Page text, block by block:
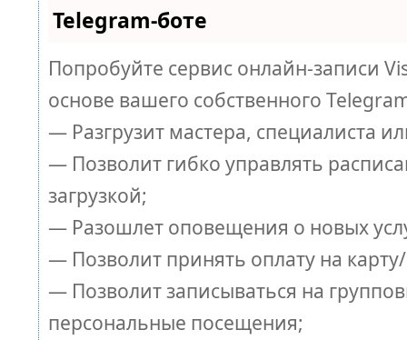
Telegram-боте
Попробуйте сервис онлайн-записи
основе вашего собственного
— Разгрузит мастера, специалиста
— Позволит гибко управлять
загрузкой;
— Разошлет оповещения о новых
— Позволит принять оплату на
— Позволит записываться на
персональные посещения;